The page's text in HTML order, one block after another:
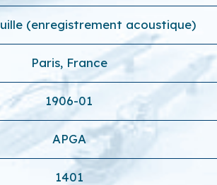
(enregistrement acoustique)
Paris, France
1906-01
APGA
1401